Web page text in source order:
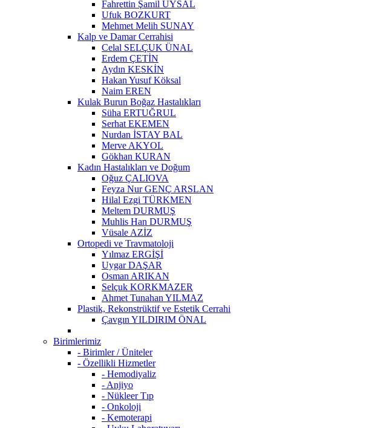
Fahrettin Şamil UYSAL
Ufuk BOZKURT
Mehmet Melih SUNAY
Kalp ve Damar Cerrahisi
Celal SELÇUK ÜNAL
Erdem ÇETİN
Aydın KESKİN
Hakan Yusuf Köksal
Naim EREN
Kulak Burun Boğaz Hastalıkları
Süha ERTUĞRUL
Serhat EKEMEN
Nurdan İSTAY BAL
Merve AKYOL
Gökhan KURAN
Kadın Hastalıkları ve Doğum
Oğuz ÇALIOVA
Feyza Nur GENÇ ARSLAN
Hilal Ezgi TÜRKMEN
Meltem DURMUŞ
Muhlis Han DURMUŞ
Vüsale AZİZ
Ortopedi ve Travmatoloji
Yılmaz ERGİŞİ
Uygar DAŞAR
Osman ARIKAN
Selçuk KORKMAZER
Ahmet Tunahan YILMAZ
Plastik, Rekonstrüktif ve Estetik Cerrahi
Çavgın YILDIRIM ÖNAL
Birimlerimiz
- Birimler / Üniteler
- Özellikli Hizmetler
- Hemodiyaliz
- Anjiyo
- Nükleer Tıp
- Onkoloji
- Kemoterapi